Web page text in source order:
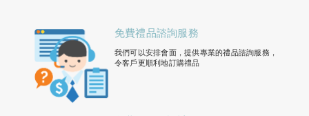
免費禮品諮詢服務
我們可以安排會面，提供專業的禮品諮詢服務，
令客戶更順利地訂購禮品